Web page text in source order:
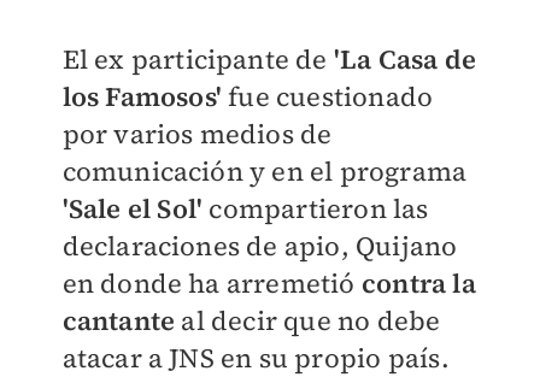
El ex participante de 'La Casa de
los Famosos' fue cuestionado
por varios medios de
comunicación y en el programa
'Sale el Sol' compartieron las
declaraciones de apio, Quijano
en donde ha arremetió contra la
cantante al decir que no debe
atacar a JNS en su propio país.